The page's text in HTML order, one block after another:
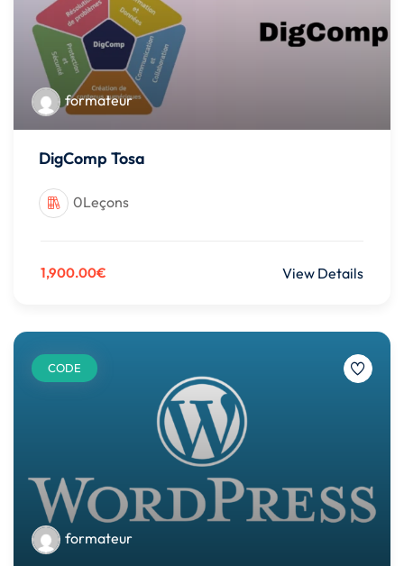
formateur
DigComp Tosa
0Leçons
1,900.00€ View Details
CODE
formateur